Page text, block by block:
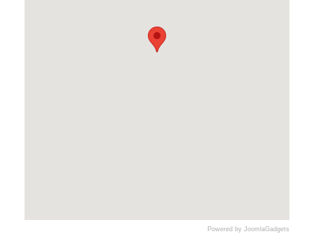
Powered by JoomlaGadgets